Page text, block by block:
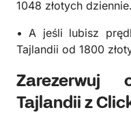
1048 złotych dziennie.
• A jeśli lubisz
Tajlandii od 1800
Tajlandii z